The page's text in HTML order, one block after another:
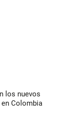
los nuevos
Colombia